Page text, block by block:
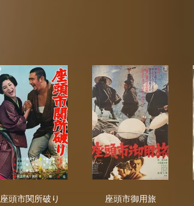
座頭市関所破り
座頭市御用旅